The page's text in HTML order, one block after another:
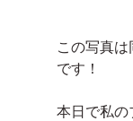
この写真
です！
本日で私の